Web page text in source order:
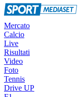
Mercato
Calcio
Live
Risultati
Video
Foto
Tennis
Drive UP